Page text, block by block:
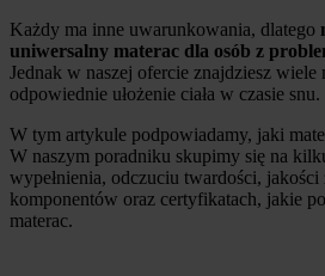
Każdy ma inne uwarunkowania, dlatego
uniwersalny materac dla osób z
Jednak w naszej ofercie znajdziesz
odpowiednie ułożenie ciała w czasie snu.
W tym artykule podpowiadamy, jaki
W naszym poradniku skupimy się na
wypełnienia, odczuciu twardości, jakości
komponentów oraz certyfikatach, jakie
materac.